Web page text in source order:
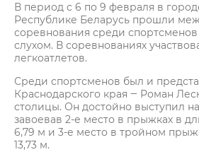
В период с 6 по 9 февраля в
Республике Беларусь прошли
соревнования среди
слухом. В соревнованиях
легкоатлетов.
Среди спортсменов был и
Краснодарского края ‒ Роман
столицы. Он достойно выступил
завоевав 2-е место в прыжках в
6,79 м и 3-е место в тройном
13,73 м.